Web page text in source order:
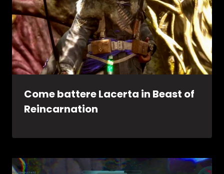
Come battere Lacerta in Beast of
Reincarnation